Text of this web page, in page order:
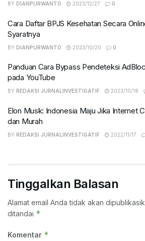
BY DIANPURWANTO 2023/12/27 0
Cara Daftar BPJS Kesehatan Secara
Syaratnya
BY DIANPURWANTO 2023/10/20 0
Panduan Cara Bypass Pendeteksi
pada YouTube
BY REDAKSI JURNALINVESTIGATIF 2023/10/18
Elon Musk: Indonesia Maju Jika Internet
dan Murah
BY REDAKSI JURNALINVESTIGATIF 2022/11/17
Tinggalkan Balasan
Alamat email Anda tidak akan
ditandai *
Komentar *